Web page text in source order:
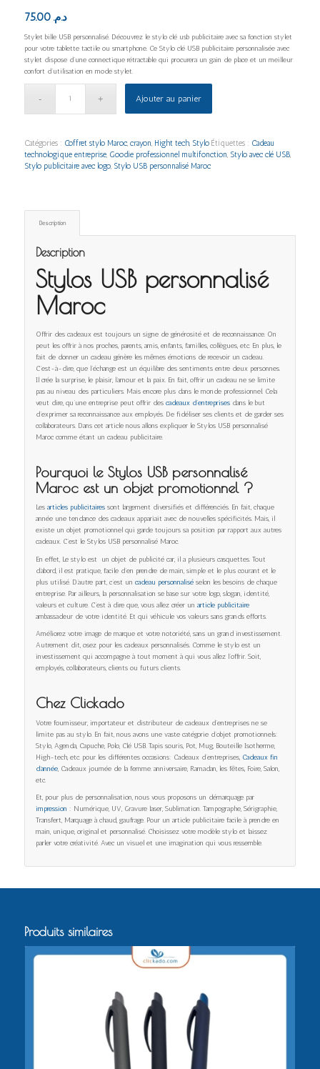
د.م. 75.00
Stylet bille USB personnalisé. Découvrez le stylo clé usb publicitaire avec sa fonction stylet
pour votre tablette tactile ou smartphone. Ce Stylo clé USB publicitaire personnalisée avec
stylet dispose d’une connectique rétractable qui procurera un gain de place et un meilleur
confort d’utilisation en mode stylet.
Ajouter au panier
Catégories : Coffret stylo Maroc, crayon, Hight tech, Stylo Étiquettes : Cadeau
technologique entreprise, Goodie professionnel multifonction, Stylo avec clé USB,
Stylo publicitaire avec logo, Stylo USB personnalisé Maroc
Description
Description
Stylos USB personnalisé
Maroc
Offrir des cadeaux est toujours un signe de générosité et de reconnaissance. On
peut les offrir à nos proches, parents, amis, enfants, familles, collègues, etc. En plus, le
fait de donner un cadeau génère les mêmes émotions de recevoir un cadeau.
C’est-à-dire, que l’échange est un équilibre des sentiments entre deux personnes.
Il crée la surprise, le plaisir, l’amour et la paix. En fait, offrir un cadeau ne se limite
pas au niveau des particuliers. Mais encore plus dans le monde professionnel. Cela
veut dire, qu’une entreprise peut offrir des cadeaux d’entreprisesdans le but
d’exprimer sa reconnaissance aux employés. De fidéliser ses clients et de garder ses
collaborateurs. Dans cet article nous allons expliquer le Stylos USB personnalisé
Maroc comme étant un cadeau publicitaire.
Pourquoi le Stylos USB personnalisé
Maroc est un objet promotionnel ?
Lesarticles publicitairessont largement diversifiés et différenciés. En fait, chaque
année une tendance des cadeaux appariait avec de nouvelles spécificités. Mais, il
existe un objet promotionnel qui garde toujours sa position par rapport aux autres
cadeaux. C’est le Stylos USB personnalisé Maroc.
En effet, Le stylo est un objet de publicité car, il a plusieurs casquettes. Tout
d’abord, il est pratique, facile d’en prendre de main, simple et le plus courant et le
plus utilisé. D’autre part, c’est un cadeau personnaliséselon les besoins de chaque
entreprise. Par ailleurs, la personnalisation se base sur votre logo, slogan, identité,
valeurs et culture. C’est à dire que, vous allez créer un article publicitaire
ambassadeur de votre identité. Et qui véhicule vos valeurs sans grands efforts.
Améliorez votre image de marque et votre notoriété, sans un grand investissement.
Autrement dit, osez pour les cadeaux personnalisés. Comme le stylo est un
investissement qui accompagne à tout moment à qui vous allez l’offrir. Soit,
employés, collaborateurs, clients ou futurs clients.
Chez Clickado
Votre fournisseur, importateur et distributeur de cadeaux d’entreprises ne se
limite pas au stylo. En fait, nous avons une vaste catégorie d’objet promotionnels:
Stylo, Agenda, Capuche, Polo, Clé USB. Tapis souris, Pot, Mug, Bouteille Isotherme,
High-tech, etc. pour les différentes occasions: Cadeaux d’entreprises, Cadeaux fin
d’année, Cadeaux journée de la femme. anniversaire, Ramadan, les fêtes, Foire, Salon,
etc.
Et, pour plus de personnalisation, nous vous proposons un démarquage par
impression : Numérique, UV, Gravure laser, Sublimation. Tampographe, Sérigraphie,
Transfert, Marquage à chaud, gaufrage. Pour un article publicitaire facile à prendre en
main, unique, original et personnalisé. Choisissez votre modèle stylo et laissez
parler votre créativité. Avec un visuel et une imagination qui vous ressemble.
Produits similaires